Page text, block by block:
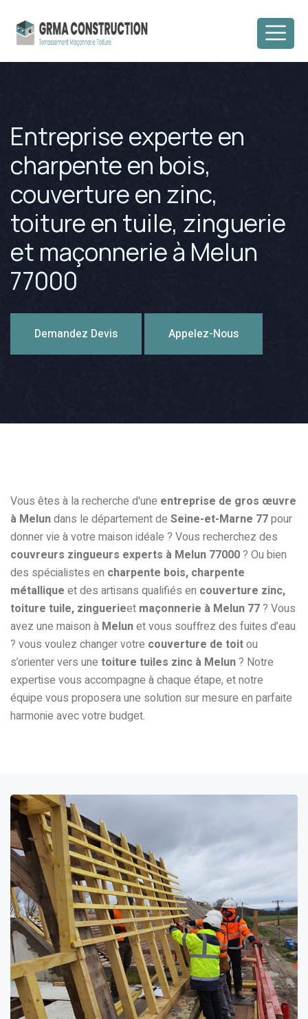
Entreprise experte en
charpente en bois,
couverture en zinc,
toiture en tuile, zinguerie
et maçonnerie à Melun
77000
Demandez Devis Appelez-Nous
Vous êtes à la recherche d'une entreprise de gros œuvre
à Melundans le département de Seine-et-Marne 77pour
donner vie à votre maison idéale ? Vous recherchez des
couvreurs zingueurs experts à Melun 77000? Ou bien
des spécialistes en charpente bois, charpente
métallique et des artisans qualifiés en couverture zinc,
toiture tuile, zinguerieet maçonnerie à Melun 77? Vous
avez une maison à Melunet vous souffrez des fuites d’eau
? vous voulez changer votre couverture de toitou
s’orienter vers une toiture tuiles zinc à Melun? Notre
expertise vous accompagne à chaque étape, et notre
équipe vous proposera une solution sur mesure en parfaite
harmonie avec votre budget.